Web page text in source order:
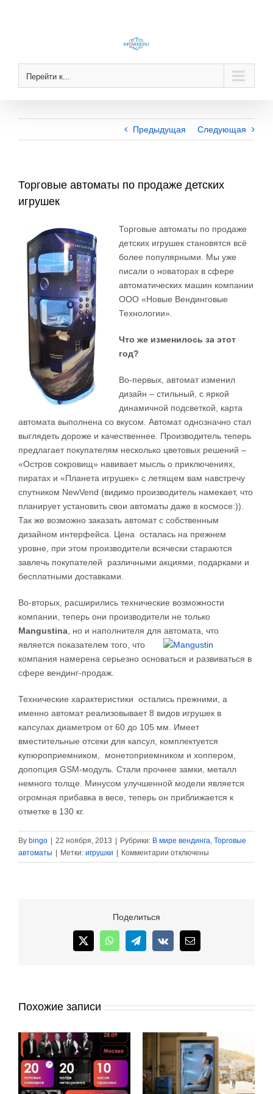
Перейти к...
Предыдущая Следующая
Торговые автоматы по продаже детских
игрушек
Торговые автоматы по продаже
детских игрушек становятся всё
более популярными. Мы уже
писали о новаторах в сфере
автоматических машин компании
ООО «Новые Вендинговые
Технологии».
Что же изменилось за этот
год?
Во-первых, автомат изменил
дизайн – стильный, с яркой
динамичной подсветкой, карта
автомата выполнена со вкусом. Автомат однозначно стал
выглядеть дороже и качественнее. Производитель теперь
предлагает покупателям несколько цветовых решений –
«Остров сокровищ» навивает мысль о приключениях,
пиратах и «Планета игрушек» с летящем вам навстречу
спутником NewVend (видимо производитель намекает, что
планирует установить свои автоматы даже в космосе:)).
Так же возможно заказать автомат с собственным
дизайном интерфейса. Цена осталась на прежнем
уровне, при этом производители всячески стараются
завлечь покупателей различными акциями, подарками и
бесплатными доставками.
Во-вторых, расширились технические возможности
компании, теперь они производители не только
Mangustina , но и наполнителя для автомата, что
является показателем того, что
компания намерена серьезно основаться и развиваться в
сфере вендинг-продаж.
Технические характеристики остались прежними, а
именно автомат реализовывает 8 видов игрушек в
капсулах диаметром от 60 до 105 мм. Имеет
вместительные отсеки для капсул, комплектуется
купюроприемником, монетоприемником и хоппером,
допопция GSM-модуль. Стали прочнее замки, металл
немного толще. Минусом улучшенной модели является
огромная прибавка в весе, теперь он приближается к
отметке в 130 кг.
By bingo 22 ноября, 2013 Рубрики: В мире вендинга, Торговые
автоматы
Метки: игрушки Комментарии к
записи
игрушек
отключены
Поделиться
X WhatsAppTelegram
Vk Email
Похожие записи